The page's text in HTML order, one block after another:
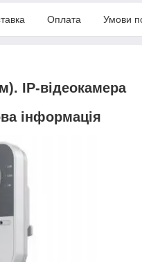
Оплата Умови
IP-відеокамера
інформація